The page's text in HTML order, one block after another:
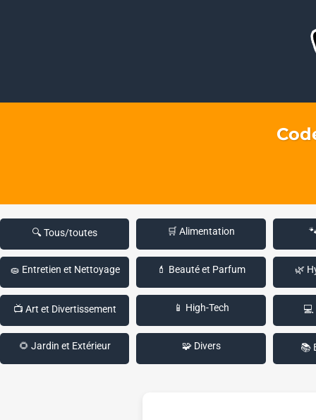
🔍 Tous/toutes 🛒 Alimentation
🧽 Entretien et Nettoyage 💄 Beauté et Parfum 🌿
📺 Art et Divertissement 📱 High-Tech 💻
🌻 Jardin et Extérieur 🧩 Divers 📚